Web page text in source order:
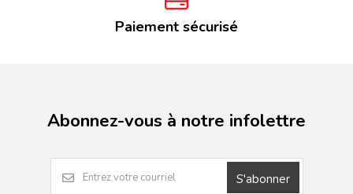
Paiement sécurisé
Abonnez-vous à notre infolettre
S'abonner